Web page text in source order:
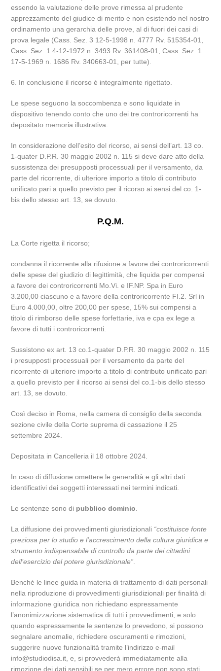
essendo la valutazione delle prove rimessa al prudente
apprezzamento del giudice di merito e non esistendo nel nostro
ordinamento una gerarchia delle prove, al di fuori dei casi di
prova legale (Cass. Sez. 3 12-5-1998 n. 4777 Rv. 515354-01,
Cass. Sez. 1 4-12-1972 n. 3493 Rv. 361408-01, Cass. Sez. 1
17-5-1969 n. 1686 Rv. 340663-01, per tutte).
6. In conclusione il ricorso è integralmente rigettato.
Le spese seguono la soccombenza e sono liquidate in
dispositivo tenendo conto che uno dei tre controricorrenti ha
depositato memoria illustrativa.
In considerazione dell’esito del ricorso, ai sensi dell’art. 13 co.
1-quater D.P.R. 30 maggio 2002 n. 115 si deve dare atto della
sussistenza dei presupposti processuali per il versamento, da
parte del ricorrente, di ulteriore importo a titolo di contributo
unificato pari a quello previsto per il ricorso ai sensi del co. 1-
bis dello stesso art. 13, se dovuto.
P.Q.M.
La Corte rigetta il ricorso;
condanna il ricorrente alla rifusione a favore dei controricorrenti
delle spese del giudizio di legittimità, che liquida per compensi
a favore dei controricorrenti Mo.Vi. e IF.NP. Spa in Euro
3.200,00 ciascuno e a favore della controricorrente FI.2. Srl in
Euro 4.000,00, oltre 200,00 per spese, 15% sui compensi a
titolo di rimborso delle spese forfettarie, iva e cpa ex lege a
favore di tutti i controricorrenti.
Sussistono ex art. 13 co.1-quater D.P.R. 30 maggio 2002 n. 115
i presupposti processuali per il versamento da parte del
ricorrente di ulteriore importo a titolo di contributo unificato pari
a quello previsto per il ricorso ai sensi del co.1-bis dello stesso
art. 13, se dovuto.
Così deciso in Roma, nella camera di consiglio della seconda
sezione civile della Corte suprema di cassazione il 25
settembre 2024.
Depositata in Cancelleria il 18 ottobre 2024.
In caso di diffusione omettere le generalità e gli altri dati
identificativi dei soggetti interessati nei termini indicati.
Le sentenze sono di pubblico dominio
La diffusione dei provvedimenti giurisdizionali “costituisce fonte
preziosa per lo studio e l’accrescimento della cultura giuridica e
strumento indispensabile di controllo da parte dei cittadini
dell’esercizio del potere giurisdizionale”
Benchè le linee guida in materia di trattamento di dati personali
nella riproduzione di provvedimenti giurisdizionali per finalità di
informazione giuridica non richiedano espressamente
l’anonimizzazione sistematica di tutti i provvedimenti, e solo
quando espressamente le sentenze lo prevedono, si possono
segnalare anomalie, richiedere oscuramenti e rimozioni,
suggerire nuove funzionalità tramite l’indirizzo e-mail
info@studiodisa.it, e, si provvederà immediatamente alla
rimozione dei dati sensibili se per mero errore non sono stati